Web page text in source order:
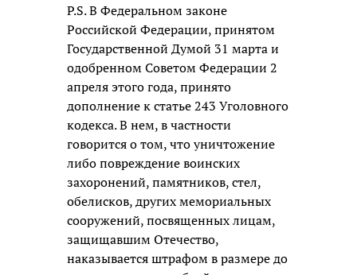
P.S. В Федеральном законе
Российской Федерации, принятом
Государственной Думой 31 марта и
одобренном Советом Федерации 2
апреля этого года, принято
дополнение к статье 243 Уголовного
кодекса. В нем, в частности
говорится о том, что уничтожение
либо повреждение воинских
захоронений, памятников, стел,
обелисков, других мемориальных
сооружений, посвященных лицам,
защищавшим Отечество,
наказывается штрафом в размере до